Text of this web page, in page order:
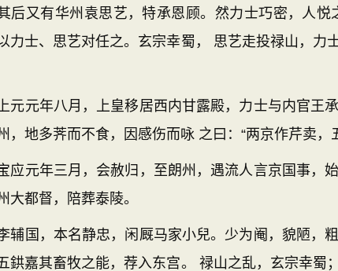
又有华州袁思艺，特承恩顾。然力士巧密，人悦
力士、思艺对任之。玄宗幸蜀， 思艺走投禄山，力
元年八月，上皇移居西内甘露殿，力士与内官王
，地多荠而不食，因感伤而咏 之曰：“两京作芹卖
元年三月，会赦归，至朗州，遇流人言京国事，始
大都督，陪葬泰陵。
国，本名静忠，闲厩马家小兒。少为阉，貌陋，粗
鉷嘉其畜牧之能，荐入东宫。 禄山之乱，玄宗幸蜀